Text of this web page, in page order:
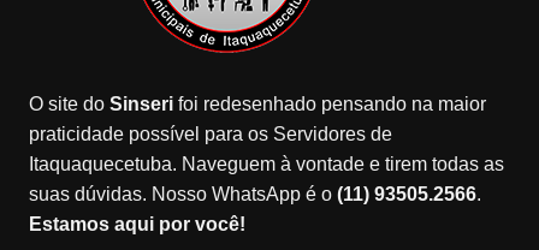
O site do Sinserifoi redesenhado pensando na maior
praticidade possível para os Servidores de
Itaquaquecetuba. Naveguem à vontade e tirem todas as
suas dúvidas. Nosso WhatsApp é o (11) 93505.2566.
Estamos aqui por você!